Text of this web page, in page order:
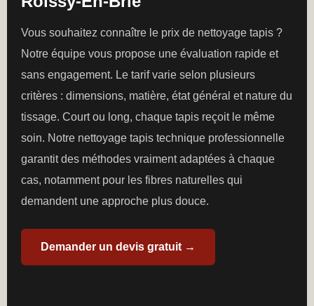
Vous souhaitez connaître le prix de nettoyage tapis ?
Notre équipe vous propose une évaluation rapide et
sans engagement. Le tarif varie selon plusieurs
critères : dimensions, matière, état général et nature du
tissage. Court ou long, chaque tapis reçoit le même
soin. Notre nettoyage tapis technique professionnelle
garantit des méthodes vraiment adaptées à chaque
cas, notamment pour les fibres naturelles qui
demandent une approche plus douce.
Demander un devis gratuit →